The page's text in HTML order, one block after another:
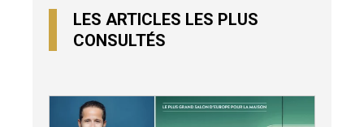
LES ARTICLES LES PLUS
CONSULTÉS